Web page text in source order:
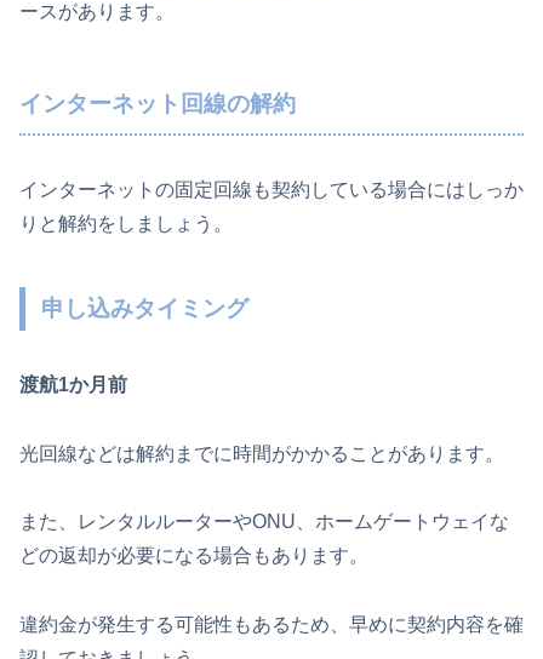
ースがあります。
インターネット回線の解約
インターネットの固定回線も契約している場合にはしっか
りと解約をしましょう。
申し込みタイミング
渡航1か月前
光回線などは解約までに時間がかかることがあります。
また、レンタルルーターやONU、ホームゲートウェイな
どの返却が必要になる場合もあります。
違約金が発生する可能性もあるため、早めに契約内容を確